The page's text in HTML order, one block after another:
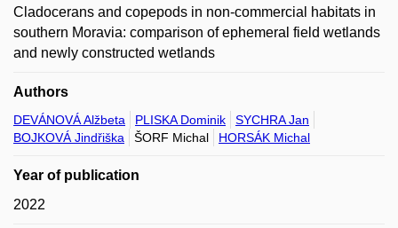
Cladocerans and copepods in non-commercial habitats in
southern Moravia: comparison of ephemeral field wetlands
and newly constructed wetlands
Authors
DEVÁNOVÁ Alžbeta PLISKA Dominik
SYCHRA Jan
BOJKOVÁ Jindřiška
ŠORF Michal HORSÁK Michal
Year of publication
2022